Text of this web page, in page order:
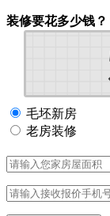
装修要花多少钱？
毛坯新房
老房装修